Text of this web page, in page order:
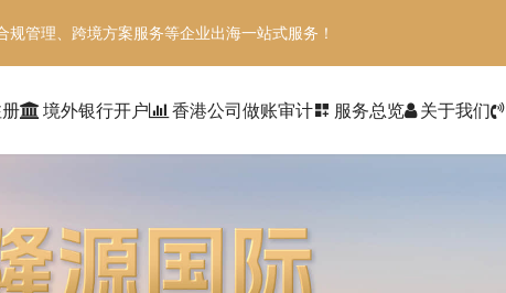
管理、跨境方案服务等企业出海一站式服务！
境外银行开户 香港公司做账审计dashboard_customize 服务总览 关于我们